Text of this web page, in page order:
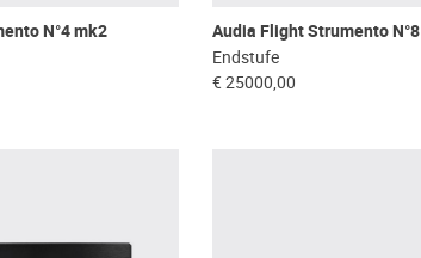
N°4 mk2 Audia Flight Strumento N°8
Endstufe
€ 25000,00